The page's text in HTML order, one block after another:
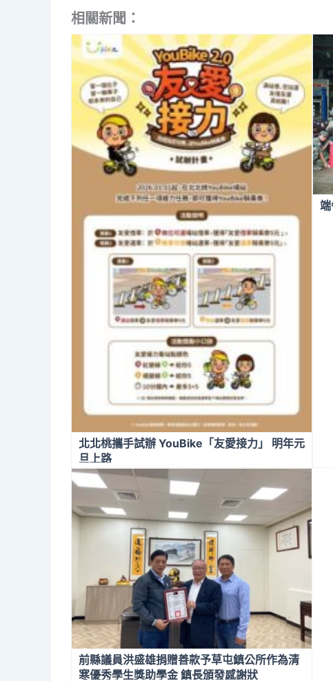
相關新聞：
北北桃攜手試辦 YouBike「友愛接力」 明年元
旦上路
前縣議員洪盛雄捐贈善款予草屯鎮公所作為清
寒優秀學生獎助學金 鎮長頒發感謝狀